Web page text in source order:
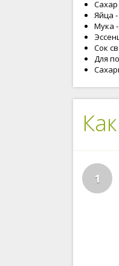
Сахар
Яйца
Мука
Сок
Для
1